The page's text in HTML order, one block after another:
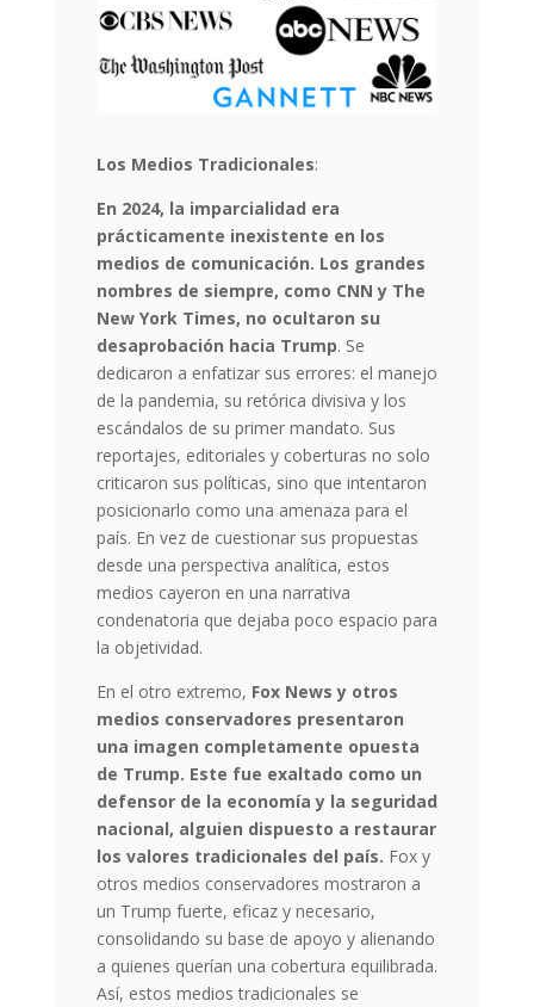
Los Medios Tradicionales:
En 2024, la imparcialidad era
prácticamente inexistente en los
medios de comunicación. Los grandes
nombres de siempre, como CNN y The
New York Times, no ocultaron su
desaprobación hacia Trump. Se
dedicaron a enfatizar sus errores: el manejo
de la pandemia, su retórica divisiva y los
escándalos de su primer mandato. Sus
reportajes, editoriales y coberturas no solo
criticaron sus políticas, sino que intentaron
posicionarlo como una amenaza para el
país. En vez de cuestionar sus propuestas
desde una perspectiva analítica, estos
medios cayeron en una narrativa
condenatoria que dejaba poco espacio para
la objetividad.
En el otro extremo, Fox News y otros
medios conservadores presentaron
una imagen completamente opuesta
de Trump. Este fue exaltado como un
defensor de la economía y la seguridad
nacional, alguien dispuesto a restaurar
los valores tradicionales del país. Fox y
otros medios conservadores mostraron a
un Trump fuerte, eficaz y necesario,
consolidando su base de apoyo y alienando
a quienes querían una cobertura equilibrada.
Así, estos medios tradicionales se